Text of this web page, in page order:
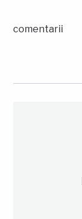
comentarii